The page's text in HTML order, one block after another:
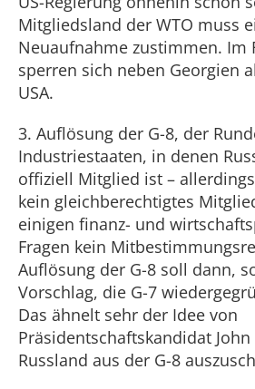
Mitgliedsland der WTO muss
Neuaufnahme zustimmen. Im
sperren sich neben Georgien
USA.
3. Auflösung der G-8, der
Industriestaaten, in denen
offiziell Mitglied ist –
kein gleichberechtigtes
einigen finanz- und
Fragen kein
Auflösung der G-8 soll dann,
Vorschlag, die G-7
Das ähnelt sehr der Idee von
Präsidentschaftskandidat John
Russland aus der G-8